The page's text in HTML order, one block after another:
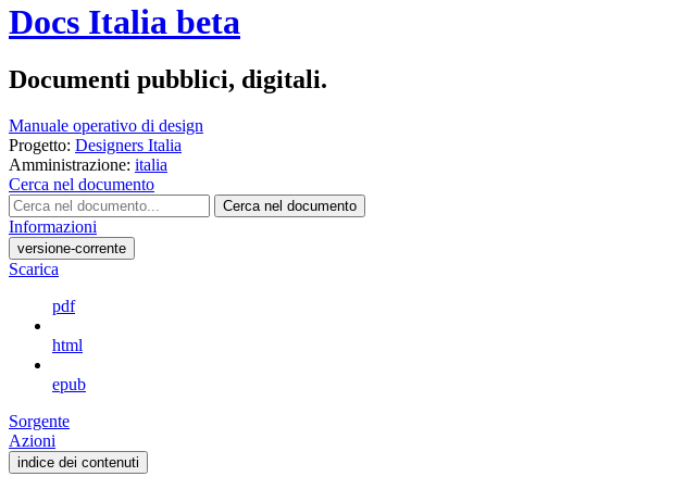
Docs Italia beta
Documenti pubblici, digitali.
Manuale operativo di design
Progetto: Designers Italia
Amministrazione: italia
Cerca nel documento
Cerca nel documento
Informazioni
versione-corrente
Scarica
pdf
html
epub
Sorgente
Azioni
indice dei contenuti